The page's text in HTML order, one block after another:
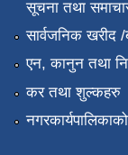
सूचना तथा
सार्वजनिक खरीद
एन, कानुन तथा
कर तथा शुल्कहरु